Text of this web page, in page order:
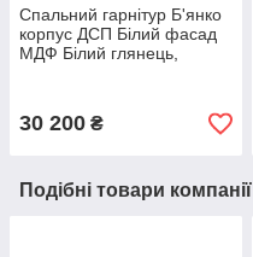
Спальний гарнітур Б'янко
корпус ДСП Білий фасад
МДФ Білий глянець,
30 200 ₴
Подібні товари компанії